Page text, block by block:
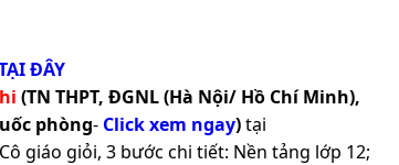
ĐÂY
(TN THPT, ĐGNL (Hà Nội/ Hồ Chí Minh),
phòng- Click xem ngay)tại
giáo giỏi, 3 bước chi tiết: Nền tảng lớp 12;